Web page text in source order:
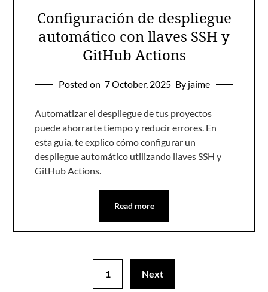
Configuración de despliegue
automático con llaves SSH y
GitHub Actions
Posted on 7 October, 2025 By jaime
Automatizar el despliegue de tus proyectos
puede ahorrarte tiempo y reducir errores. En
esta guía, te explico cómo configurar un
despliegue automático utilizando llaves SSH y
GitHub Actions.
Read more
1 Next